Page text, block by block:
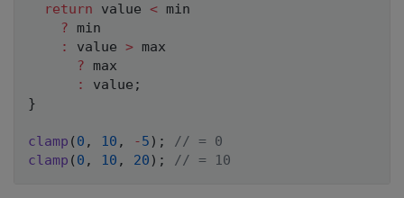
return value < min
? min
:
value > max
? max
:
value ;
}
clamp ( 0 , 10 , -5 ) ;
// = 0
clamp ( 0 , 10 , 20 ) ; // = 10